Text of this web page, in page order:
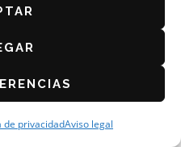
de privacidadAviso legal